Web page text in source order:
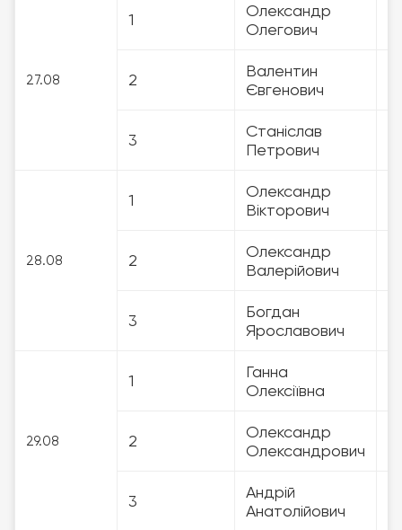
27.08
1
Олександр
Олегович
2
Валентин
Євгенович
3
Станіслав
Петрович
28.08
1
Олександр
Вікторович
2
Олександр
Валерійович
3
Богдан
Ярославович
29.08
1
Ганна
Олексіївна
2
Олександр
Олександрович
3
Андрій
Анатолійович